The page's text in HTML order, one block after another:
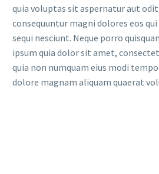
quia voluptas sit aspernatur aut
consequuntur magni dolores eos
sequi nesciunt. Neque porro
ipsum quia dolor sit amet,
quia non numquam eius modi
dolore magnam aliquam quaerat